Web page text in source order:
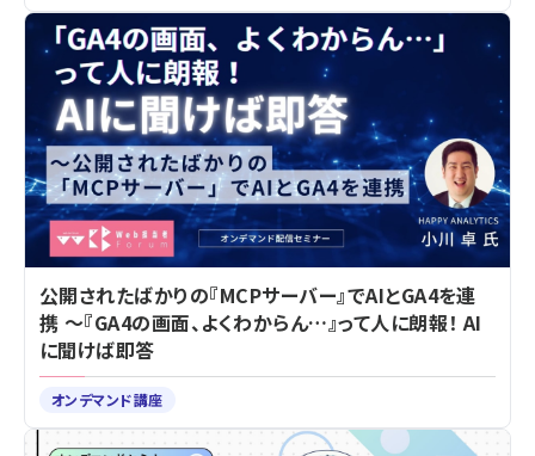
公開されたばかりの『MCPサーバー』でAIとGA4を連
携 ～『GA4の画面、よくわからん…』って人に朗報！ AI
に聞けば即答
オンデマンド講座